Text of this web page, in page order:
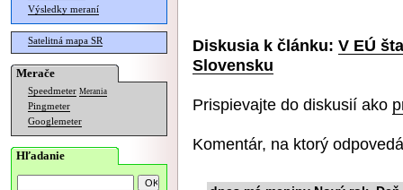
Výsledky meraní
Satelitná mapa SR
Merače
Speedmeter Merania
Pingmeter
Googlemeter
Hľadanie
Diskusia k článku: V EÚ
Slovensku
Prispievajte do diskusií ako
Komentár, na ktorý